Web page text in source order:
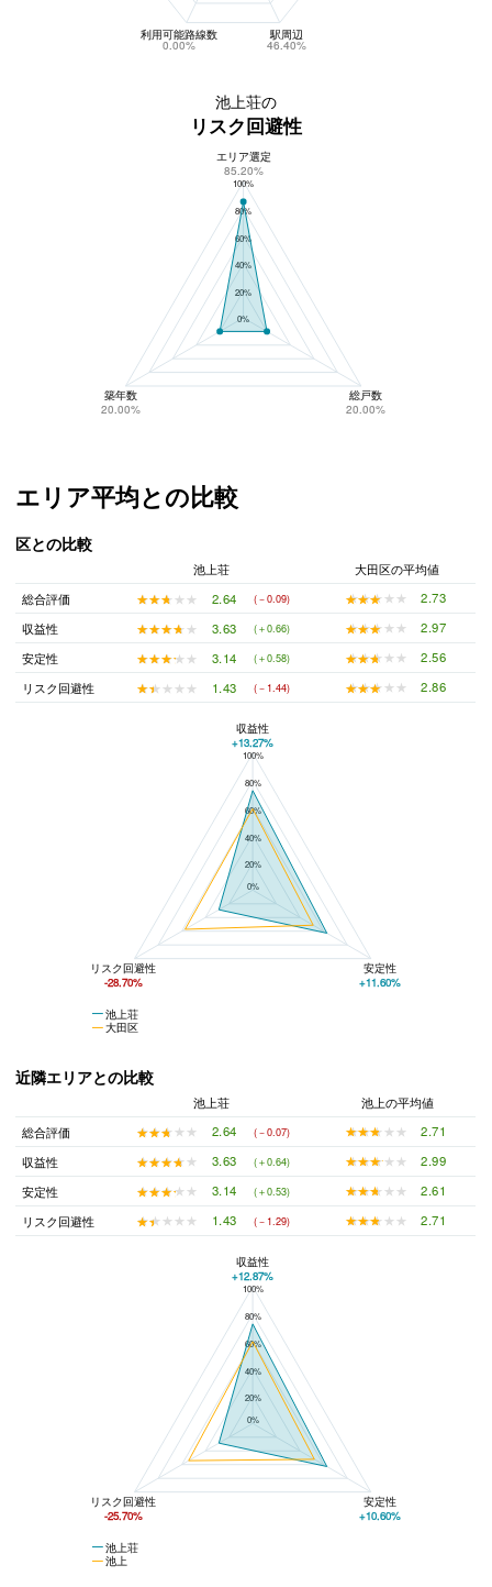
利用可能路線数
0.00%
駅周辺
46.40%
池上荘の
リスク回避性
池上荘のリスク回避性
100%
80%
60%
40%
20%
0%
エリア選定
85.20%
築年数
20.00%
総戸数
20.00%
エリア平均との比較
区との比較
池上荘
大田区の平均値
総合評価
★★★★★
★★★★★ 2.64 (－0.09) ★★★★★
★★★★★
2.73
収益性
★★★★★
★★★★★ 3.63 (＋0.66) ★★★★★
★★★★★
2.97
安定性
★★★★★
★★★★★ 3.14 (＋0.58) ★★★★★
★★★★★
2.56
リスク回避性
★★★★★
★★★★★ 1.43 (－1.44) ★★★★★
★★★★★ 2.86
池上荘と大田区の平均値の総合評価の比較
100%
80%
60%
40%
20%
0%
池上荘
大田区
収益性
+13.27%
リスク回避性
-28.70%
安定性
+11.60%
近隣エリアとの比較
池上荘
池上の平均値
総合評価
★★★★★
★★★★★ 2.64 (－0.07) ★★★★★
★★★★★
2.71
収益性
★★★★★
★★★★★ 3.63 (＋0.64) ★★★★★
★★★★★
2.99
安定性
★★★★★
★★★★★ 3.14 (＋0.53) ★★★★★
★★★★★
2.61
リスク回避性
★★★★★
★★★★★ 1.43 (－1.29) ★★★★★
★★★★★ 2.71
池上荘と池上の平均値の総合評価の比較
100%
80%
60%
40%
20%
0%
池上荘
池上
収益性
+12.87%
リスク回避性
-25.70%
安定性
+10.60%